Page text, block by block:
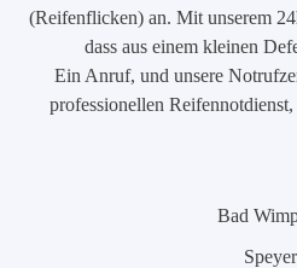
(Reifenflicken) an. Mit unserem
dass aus einem kleinen
Ein Anruf, und unsere
professionellen
Bad
Speyer